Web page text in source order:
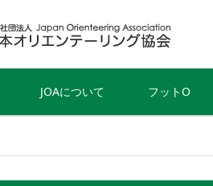
JOAについて フットO